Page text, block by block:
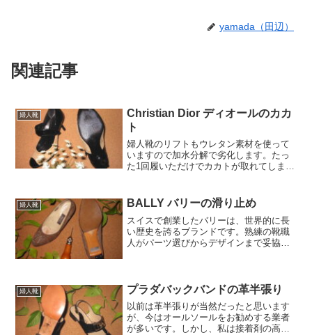
yamada（田辺）
関連記事
婦人靴
Christian Dior ディオールのカカ
ト
婦人靴のリフトもウレタン素材を使って
いますので加水分解で劣化します。たっ
た1回履いただけでカカトが取れてします
造メーカーさんウレタンの加水分解をな
んとかしてください。
婦人靴 BALLY バリーの滑り止め
スイスで創業したバリーは、世界的に長
い歴史を誇るブランドです。熟練の靴職
人がパーツ選びからデザインまで妥協を
から教わりました。
婦人靴 プラダバックバンドの革半張り
以前は革半張りが当然だったと思います
が、今はオールソールをお勧めする業者
が多いです。しかし、私は接着剤の高品